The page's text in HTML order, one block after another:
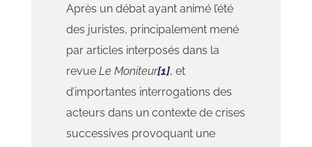
Après un débat ayant animé l’été
des juristes, principalement mené
par articles interposés dans la
revue Le Moniteur[1], et
d’importantes interrogations des
acteurs dans un contexte de crises
successives provoquant une